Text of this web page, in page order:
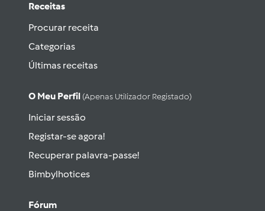
Receitas
Procurar receita
Categorias
Últimas receitas
O Meu Perfil (apenas Utilizador Registado)
Iniciar sessão
Registar-se agora!
Recuperar palavra-passe!
Bimbylhotices
Fórum